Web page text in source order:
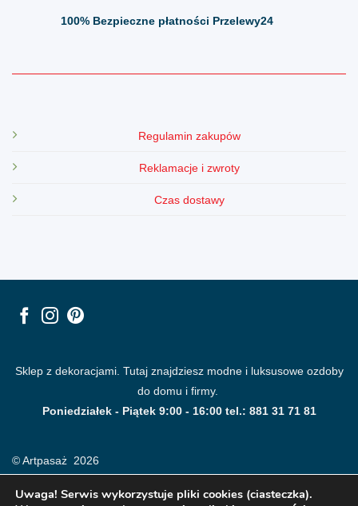
100% Bezpieczne płatności Przelewy24
Regulamin zakupów
Reklamacje i zwroty
Czas dostawy
Sklep z dekoracjami. Tutaj znajdziesz modne i luksusowe ozdoby
do domu i firmy.
Poniedziałek - Piątek 9:00 - 16:00 tel.: 881 31 71 81
© Artpasaż 2026
Uwaga! Serwis wykorzystuje pliki cookies (ciasteczka).